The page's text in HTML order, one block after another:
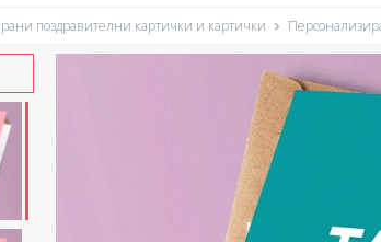
поздравителни картички и картички